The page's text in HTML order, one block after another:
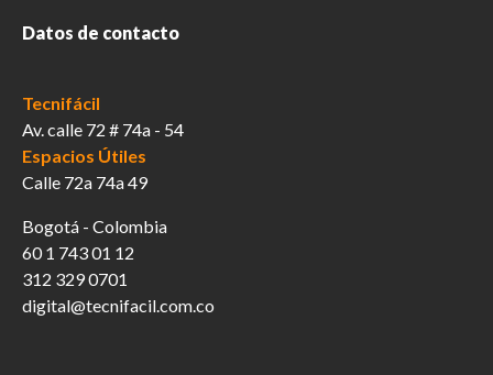
Datos de contacto
Tecnifácil
Av. calle 72 # 74a - 54
Espacios Útiles
Calle 72a 74a 49
Bogotá - Colombia
60 1 743 01 12
312 329 0701
digital@tecnifacil.com.co